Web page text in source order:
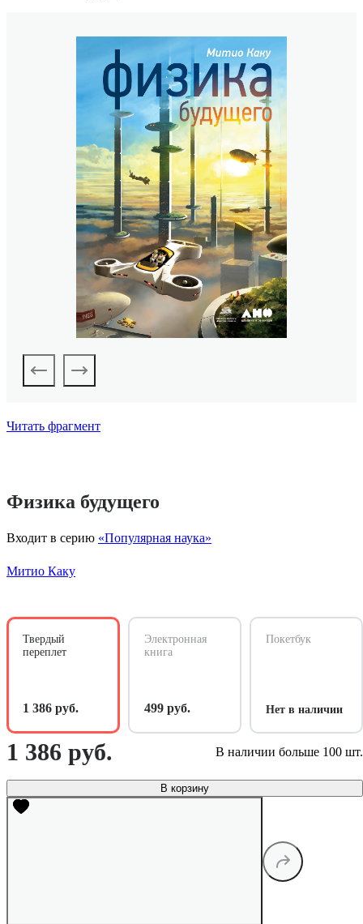
Читать фрагмент
Физика будущего
Входит в серию «Популярная наука»
Митио Каку
Твердый
переплет
1 386 руб.
Электронная
книга
499 руб.
Покетбук
Нет в наличии
1 386 руб. В наличии больше 100 шт.
В корзину